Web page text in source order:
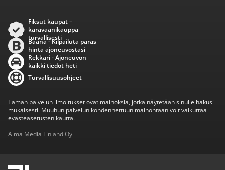
Fiksut kaupat –
karavaanikauppa
turvallisesti
Baana - Kilpailuta paras
hinta ajoneuvostasi
Rekkari - Ajoneuvon
kaikki tiedot heti
Turvallisuusohjeet
Tämän palvelun ilmoitukset ovat mainoksia, jotka näytetään sinulle hakusi
mukaisesti. Muuhun palvelun kohdennettuun mainontaan voit vaikuttaa
evästeasetusten kautta.
Alma Media Finland Oy